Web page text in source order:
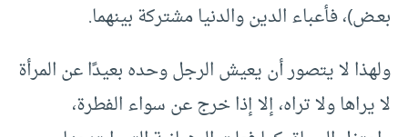
بعـض)، فأعباء الدين والدنيا مشتركة بينهما.
ولهذا لا يتصور أن يعيش الرجل وحده بعيدًا عن المرأة
لا يراها ولا تراه، إلا إذا خرج عن سواء الفطرة،